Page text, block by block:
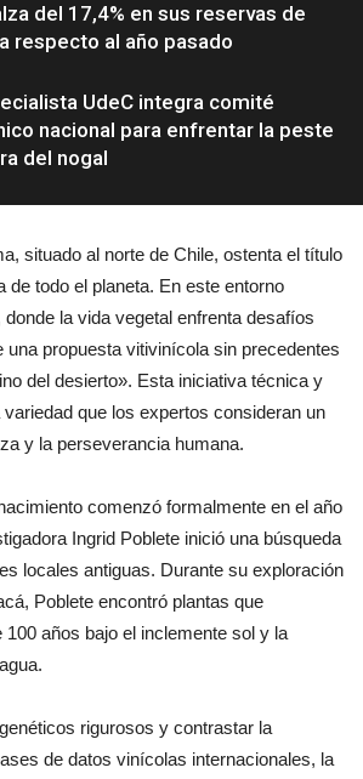
del 17,4% en sus reservas de
respecto al año pasado
UdeC integra comité
nacional para enfrentar la peste
del nogal
situado al norte de Chile, ostenta el título
de todo el planeta. En este entorno
la vida vegetal enfrenta desafíos
una propuesta vitivinícola sin precedentes
del desierto». Esta iniciativa técnica y
que los expertos consideran un
y la perseverancia humana.
comenzó formalmente en el año
Ingrid Poblete inició una búsqueda
locales antiguas. Durante su exploración
Poblete encontró plantas que
años bajo el inclemente sol y la
rigurosos y contrastar la
de datos vinícolas internacionales, la